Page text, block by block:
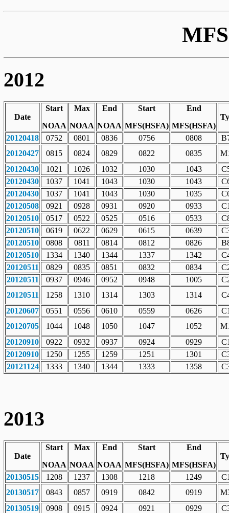
2012
Date
Start
NOAA
Max
NOAA
End
NOAA
Start
MFS(HSFA)
End
MFS(HSFA)
20120418 0752 0801 0836 0756 0808
20120427
0815 0824 0829 0822 0835
20120430
1021 1026 1032 1030 1043
20120430
1037 1041 1043 1030 1043
20120430
1037 1041 1043 1030 1035
20120508
0921 0928 0931 0920 0933
20120510
0517 0522 0525 0516 0533
20120510
0619 0622 0629 0615 0639
20120510
0808 0811 0814 0812 0826
20120510
1334 1340 1344 1337 1342
20120511
0829 0835 0851 0832 0834
20120511
0937 0946 0952 0948 1005
20120511
1258 1310 1314 1303 1314
20120607
0551 0556 0610 0559 0626
20120705
1044 1048 1050 1047 1052
20120910
0922 0932 0937 0924 0929
20120910
1250 1255 1259 1251 1301
20121124
1333 1340 1344 1333 1358
2013
Date
Start
NOAA
Max
NOAA
End
NOAA
Start
MFS(HSFA)
End
MFS(HSFA)
20130515 1208 1237 1308 1218 1249
20130517
0843 0857 0919 0842 0919
20130519
0908 0915 0924 0921 0929